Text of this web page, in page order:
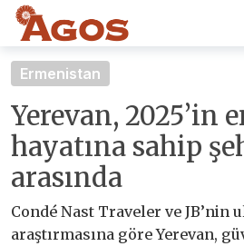
Ermenistan
Yerevan, 2025’in
hayatına sahip
arasında
Condé Nast Traveler ve JB’nin
araştırmasına göre Yerevan,